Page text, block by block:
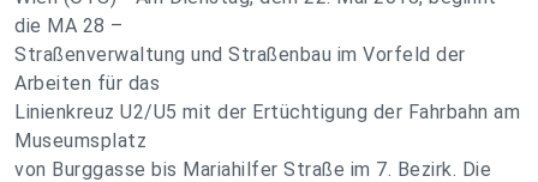
die MA 28 –
Straßenverwaltung und Straßenbau im Vorfeld der
Arbeiten für das
Linienkreuz U2/U5 mit der Ertüchtigung der Fahrbahn am
Museumsplatz
von Burggasse bis Mariahilfer Straße im 7. Bezirk. Die